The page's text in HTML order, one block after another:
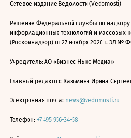
Сетевое издание Ведомости (Vedomosti)
Решение Федеральной службы по надзору
информационных технологий и массовых
(Роскомнадзор) от 27 ноября 2020 г. ЭЛ №
Учредитель: АО «Бизнес Ньюс Медиа»
Главный редактор: Казьмина Ирина
Электронная почта: news@vedomosti.ru
Телефон: +7 495 956-34-58